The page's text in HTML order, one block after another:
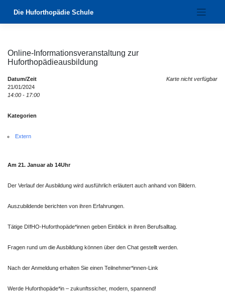
Die Huforthopädie Schule
Online-Informationsveranstaltung zur
Huforthopädieausbildung
Karte nicht verfügbar
Datum/Zeit
21/01/2024
14:00 - 17:00
Kategorien
Extern
Am 21. Januar ab 14Uhr
Der Verlauf der Ausbildung wird ausführlich erläutert auch anhand von Bildern.
Auszubildende berichten von ihren Erfahrungen.
Tätige DIfHO-Huforthopäde*innen geben Einblick in ihren Berufsalltag.
Fragen rund um die Ausbildung können über den Chat gestellt werden.
Nach der Anmeldung erhalten Sie einen Teilnehmer*innen-Link
Werde Huforthopäde*in – zukunftssicher, modern, spannend!